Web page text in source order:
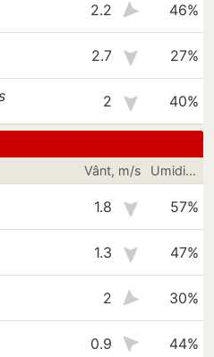
2.2 46%
2.7 27%
2 40%
Vânt, m/s Umiditate
1.8 57%
1.3 47%
2 30%
0.9 44%